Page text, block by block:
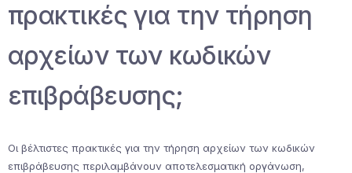
πρακτικές για την τήρηση
αρχείων των κωδικών
επιβράβευσης;
Οι βέλτιστες πρακτικές για την τήρηση αρχείων των κωδικών
επιβράβευσης περιλαμβάνουν αποτελεσματική οργάνωση,